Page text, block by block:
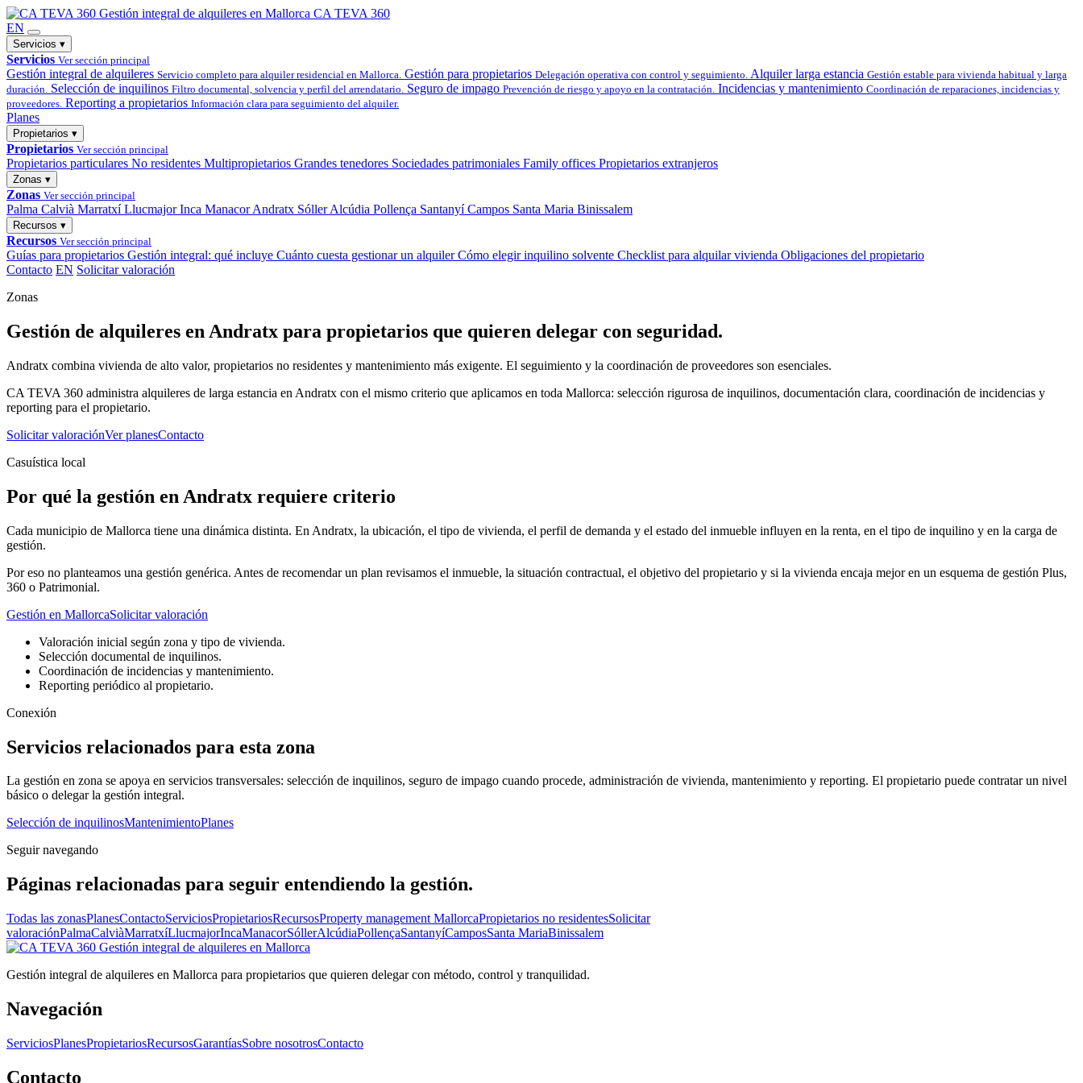
Gestión integral de alquileres en Mallorca CA TEVA 360
EN
Servicios ▾
Servicios Ver sección principal
Gestión integral de alquileres Servicio completo para alquiler residencial en Mallorca. Gestión para propietarios Delegación operativa con control y seguimiento. Alquiler larga estancia Gestión estable para vivienda habitual y larga
duración. Selección de inquilinos Filtro documental, solvencia y perfil del arrendatario. Seguro de impago Prevención de riesgo y apoyo en la contratación. Incidencias y mantenimiento Coordinación de reparaciones, incidencias y
proveedores. Reporting a propietarios Información clara para seguimiento del alquiler.
Planes
Propietarios ▾
Propietarios Ver sección principal
Propietarios particulares No residentes Multipropietarios Grandes tenedores Sociedades patrimoniales Family offices Propietarios extranjeros
Zonas ▾
Zonas Ver sección principal
Palma Calvià Marratxí Llucmajor Inca Manacor Andratx Sóller Alcúdia Pollença Santanyí Campos Santa Maria Binissalem
Recursos ▾
Recursos Ver sección principal
Guías para propietarios Gestión integral: qué incluye Cuánto cuesta gestionar un alquiler Cómo elegir inquilino solvente Checklist para alquilar vivienda Obligaciones del propietario
Contacto EN Solicitar valoración
Zonas
Gestión de alquileres en Andratx para propietarios que quieren delegar con seguridad.
Andratx combina vivienda de alto valor, propietarios no residentes y mantenimiento más exigente. El seguimiento y la coordinación de proveedores son esenciales.
CA TEVA 360 administra alquileres de larga estancia en Andratx con el mismo criterio que aplicamos en toda Mallorca: selección rigurosa de inquilinos, documentación clara, coordinación de incidencias y
reporting para el propietario.
Solicitar valoraciónVer planesContacto
Casuística local
Por qué la gestión en Andratx requiere criterio
Cada municipio de Mallorca tiene una dinámica distinta. En Andratx, la ubicación, el tipo de vivienda, el perfil de demanda y el estado del inmueble influyen en la renta, en el tipo de inquilino y en la carga de
gestión.
Por eso no planteamos una gestión genérica. Antes de recomendar un plan revisamos el inmueble, la situación contractual, el objetivo del propietario y si la vivienda encaja mejor en un esquema de gestión Plus,
360 o Patrimonial.
Gestión en MallorcaSolicitar valoración
Valoración inicial según zona y tipo de vivienda.
Selección documental de inquilinos.
Coordinación de incidencias y mantenimiento.
Reporting periódico al propietario.
Conexión
Servicios relacionados para esta zona
La gestión en zona se apoya en servicios transversales: selección de inquilinos, seguro de impago cuando procede, administración de vivienda, mantenimiento y reporting. El propietario puede contratar un nivel
básico o delegar la gestión integral.
Selección de inquilinosMantenimientoPlanes
Seguir navegando
Páginas relacionadas para seguir entendiendo la gestión.
Todas las zonasPlanesContactoServiciosPropietariosRecursosProperty management MallorcaPropietarios no residentesSolicitar
valoraciónPalmaCalviàMarratxíLlucmajorIncaManacorSóllerAlcúdiaPollençaSantanyíCamposSanta MariaBinissalem
Gestión integral de alquileres en Mallorca
Gestión integral de alquileres en Mallorca para propietarios que quieren delegar con método, control y tranquilidad.
Navegación
ServiciosPlanesPropietariosRecursosGarantíasSobre nosotrosContacto
Contacto